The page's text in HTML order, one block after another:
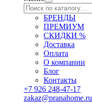
БРЕНДЫ
ПРЕМИУМ
СКИДКИ %
Доставка
Оплата
О компании
Блог
Контакты
+7 926 248-47-17
zakaz@pranahome.ru